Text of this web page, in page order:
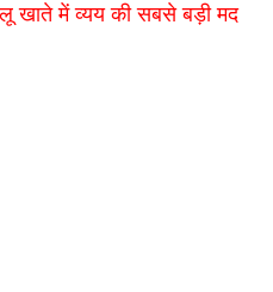
खाते में व्यय की सबसे बड़ी मद